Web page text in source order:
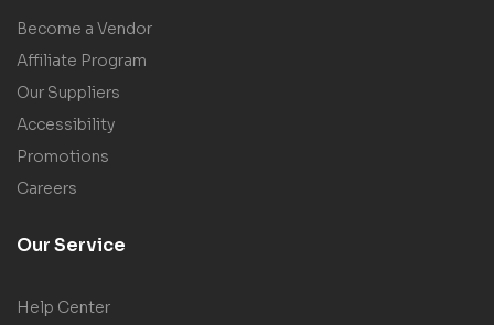
Become a Vendor
Affiliate Program
Our Suppliers
Accessibility
Promotions
Careers
Our Service
Help Center